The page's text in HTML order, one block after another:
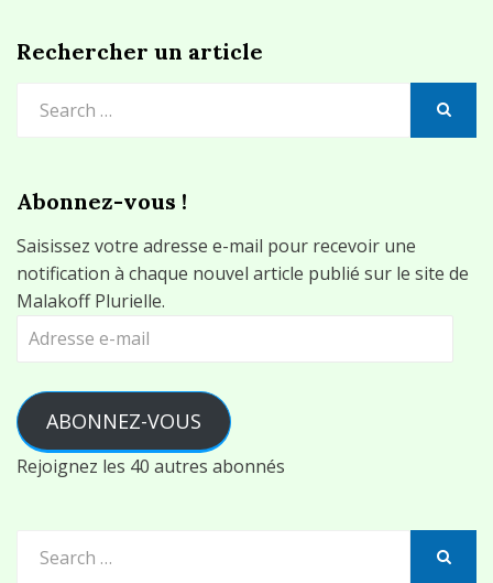
Rechercher un article
for:
Abonnez-vous !
Saisissez votre adresse e-mail pour recevoir une
notification à chaque nouvel article publié sur le site de
Malakoff Plurielle.
Adresse
ABONNEZ-VOUS
Rejoignez les 40 autres abonnés
for: